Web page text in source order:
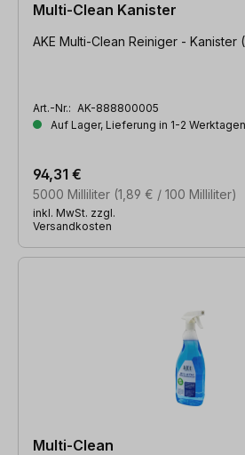
Multi-Clean Kanister
AKE Multi-Clean Reiniger - Kanister
Art.-Nr.: AK-888800005
Auf Lager, Lieferung in 1-2 Werktagen
5000 Milliliter (1,89 € / 100 Milliliter)
94,31 €
inkl. MwSt. zzgl.
Versandkosten
Multi-Clean